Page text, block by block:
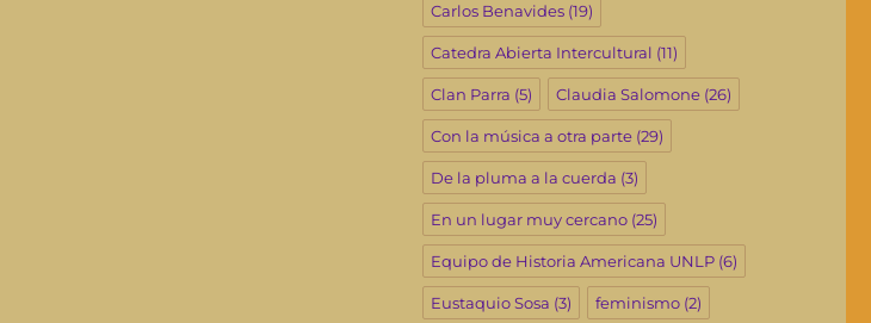
Carlos Benavides(19)
Catedra Abierta Intercultural (11)
Clan Parra (5) Claudia Salomone(26)
Con la música a otra parte(29)
De la pluma a la cuerda (3)
En un lugar muy cercano(25)
Equipo de Historia Americana UNLP(6)
Eustaquio Sosa (3) feminismo(2)